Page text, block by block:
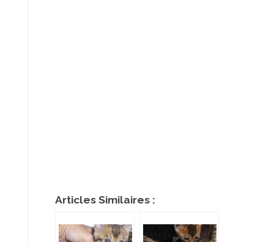
Articles Similaires :